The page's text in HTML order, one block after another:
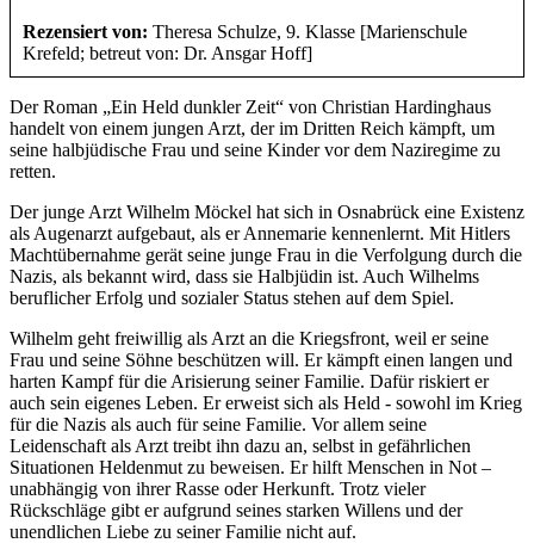
Rezensiert von: Theresa Schulze, 9. Klasse [Marienschule
Krefeld; betreut von: Dr. Ansgar Hoff]
Der Roman „Ein Held dunkler Zeit“ von Christian Hardinghaus
handelt von einem jungen Arzt, der im Dritten Reich kämpft, um
seine halbjüdische Frau und seine Kinder vor dem Naziregime zu
retten.
Der junge Arzt Wilhelm Möckel hat sich in Osnabrück eine Existenz
als Augenarzt aufgebaut, als er Annemarie kennenlernt. Mit Hitlers
Machtübernahme gerät seine junge Frau in die Verfolgung durch die
Nazis, als bekannt wird, dass sie Halbjüdin ist. Auch Wilhelms
beruflicher Erfolg und sozialer Status stehen auf dem Spiel.
Wilhelm geht freiwillig als Arzt an die Kriegsfront, weil er seine
Frau und seine Söhne beschützen will. Er kämpft einen langen und
harten Kampf für die Arisierung seiner Familie. Dafür riskiert er
auch sein eigenes Leben. Er erweist sich als Held - sowohl im Krieg
für die Nazis als auch für seine Familie. Vor allem seine
Leidenschaft als Arzt treibt ihn dazu an, selbst in gefährlichen
Situationen Heldenmut zu beweisen. Er hilft Menschen in Not –
unabhängig von ihrer Rasse oder Herkunft. Trotz vieler
Rückschläge gibt er aufgrund seines starken Willens und der
unendlichen Liebe zu seiner Familie nicht auf.